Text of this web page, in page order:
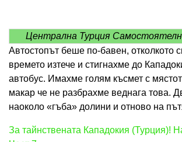
Централна Турция
Автостопът беше по-бавен, отколкото
времето изтече и стигнахме до
автобус. Имахме голям късмет с
макар че не разбрахме веднага това.
наоколо «гъба» долини и отново на
За тайнствената Кападокия (Турция)!